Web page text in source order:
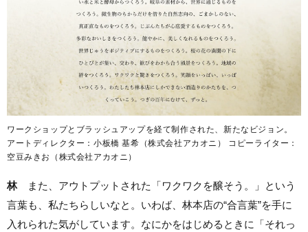
ワークショップとブラッシュアップを経て制作された、新たなビジョン。
アートディレクター：小板橋 基希（株式会社アカオニ） コピーライター：
空豆みきお（株式会社アカオニ）
林
また、アウトプットされた「ワクワクを醸そう。」という
言葉も、私たちらしいなと。いわば、林本店の“合言葉”を手に
入れられた気がしています。なにかをはじめるときに「それっ